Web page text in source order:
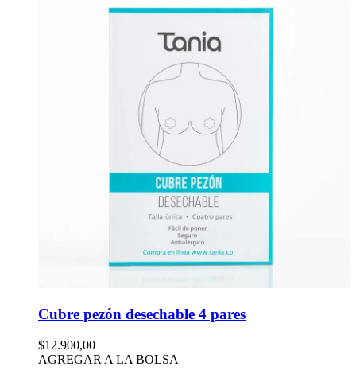
Cubre pezón desechable 4 pares
$12.900,00
AGREGAR A LA BOLSA